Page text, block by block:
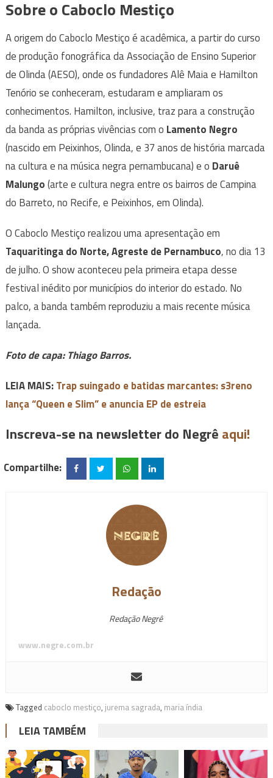
Sobre o Caboclo Mestiço
A origem do Caboclo Mestiço é acadêmica, a partir do curso
de produção fonográfica da Associação de Ensino Superior
de Olinda (AESO), onde os fundadores Alê Maia e Hamilton
Tenório se conheceram, estudaram e ampliaram os
conhecimentos. Hamilton, inclusive, traz para a construção
da banda as próprias vivências com o Lamento Negro
(nascido em Peixinhos, Olinda, e 37 anos de história marcada
na cultura e na música negra pernambucana) e o Daruê
Malungo(arte e cultura negra entre os bairros de Campina
do Barreto, no Recife, e Peixinhos, em Olinda).
O Caboclo Mestiço realizou uma apresentação em
Taquaritinga do Norte, Agreste de Pernambuco, no dia 13
de julho. O show aconteceu pela primeira etapa desse
festival inédito por municípios do interior do estado. No
palco, a banda também reproduziu a mais recente música
lançada.
Foto de capa: Thiago Barros.
LEIA MAIS:Trap suingado e batidas marcantes: s3reno
lança “Queen e Slim” e anuncia EP de estreia
Inscreva-se na newsletter do Negrê aqui!
Compartilhe:
Redação
Redação Negrê
www.negre.com.br
Tagged caboclo mestiço, jurema sagrada, maria índia
LEIA TAMBÉM